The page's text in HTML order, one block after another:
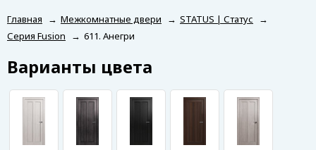
Главная → Межкомнатные двери → STATUS | Статус
→
Серия Fusion
→ 611. Анегри
Варианты цвета